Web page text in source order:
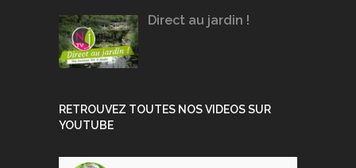
Direct au jardin !
RETROUVEZ TOUTES NOS VIDEOS SUR
YOUTUBE